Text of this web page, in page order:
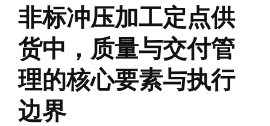
非标冲压加工定点供
货中，质量与交付管
理的核心要素与执行
边界